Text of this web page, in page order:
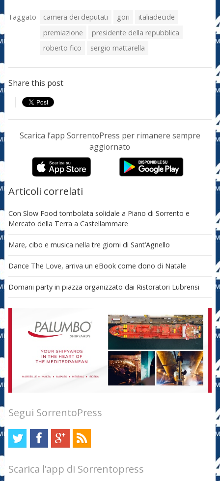
Taggato camera dei deputati gori
italiadecide
premiazione
presidente della repubblica
roberto fico
sergio mattarella
Share this post
Scarica l’app SorrentoPress per rimanere sempre
aggiornato
Articoli correlati
Con Slow Food tombolata solidale a Piano di Sorrento e
Mercato della Terra a Castellammare
Mare, cibo e musica nella tre giorni di Sant’Agnello
Dance The Love, arriva un eBook come dono di Natale
Domani party in piazza organizzato dai Ristoratori Lubrensi
Segui SorrentoPress
Scarica l’app di Sorrentopress